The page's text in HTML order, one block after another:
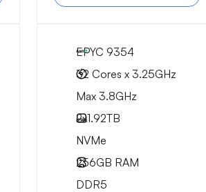
EPYC 9354
32 Cores x 3.25GHz
Max 3.8GHz
2x1.92TB
NVMe
256GB RAM
DDR5